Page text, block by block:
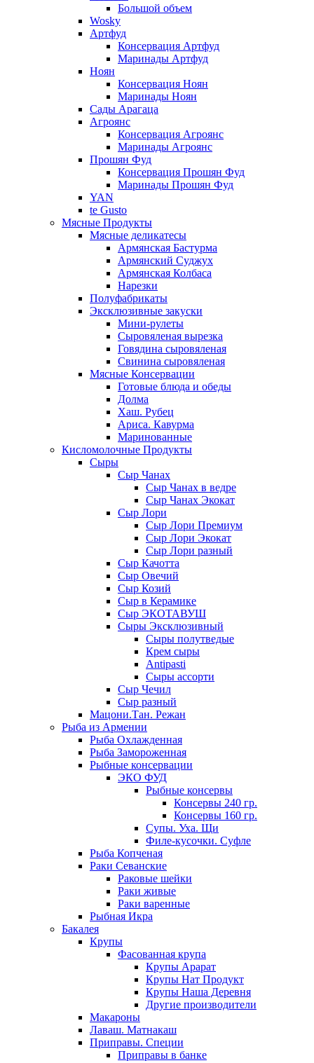
Большой объем
Wosky
Артфуд
Консервация Артфуд
Маринады Артфуд
Ноян
Консервация Ноян
Маринады Ноян
Сады Арагаца
Агроянс
Консервация Агроянс
Маринады Агроянс
Прошян Фуд
Консервация Прошян Фуд
Маринады Прошян Фуд
YAN
te Gusto
Мясные Продукты
Мясные деликатесы
Армянская Бастурма
Армянский Суджух
Армянская Колбаса
Нарезки
Полуфабрикаты
Эксклюзивные закуски
Мини-рулеты
Сыровяленая вырезка
Говядина сыровяленая
Свинина сыровяленая
Мясные Консервации
Готовые блюда и обеды
Долма
Хаш. Рубец
Ариса. Кавурма
Маринованные
Кисломолочные Продукты
Сыры
Сыр Чанах
Сыр Чанах в ведре
Сыр Чанах Экокат
Сыр Лори
Сыр Лори Премиум
Сыр Лори Экокат
Сыр Лори разный
Сыр Качотта
Сыр Овечий
Сыр Козий
Сыр в Керамике
Сыр ЭКОТАВУШ
Сыры Эксклюзивный
Сыры полутведые
Крем сыры
Antipasti
Сыры ассорти
Сыр Чечил
Сыр разный
Мацони.Тан. Режан
Рыба из Армении
Рыба Охлажденная
Рыба Замороженная
Рыбные консервации
ЭКО ФУД
Рыбные консервы
Консервы 240 гр.
Консервы 160 гр.
Супы. Уха. Щи
Филе-кусочки. Суфле
Рыба Копченая
Раки Севанские
Раковые шейки
Раки живые
Раки варенные
Рыбная Икра
Бакалея
Крупы
Фасованная крупа
Крупы Арарат
Крупы Нат Продукт
Крупы Наша Деревня
Другие производители
Макароны
Лаваш. Матнакаш
Приправы. Специи
Приправы в банке